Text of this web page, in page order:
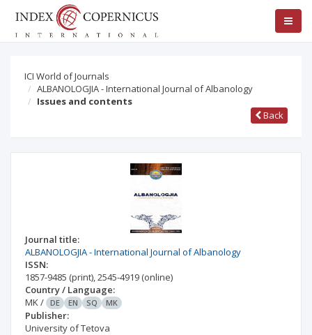
ICI World of Journals
ALBANOLOGJIA - International Journal of Albanology
Issues and contents
Back
Journal title:
ALBANOLOGJIA - International Journal of Albanology
ISSN:
1857-9485 (print),2545-4919 (online)
Country / Language:
MK/ DE EN SQ MK
Publisher:
University of Tetova